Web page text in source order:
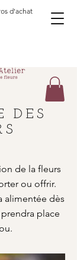
d'achat
DES
de la fleurs
ou offrir.
alimentée dès
place